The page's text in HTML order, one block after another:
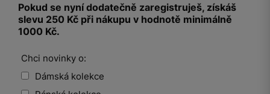
Pokud se nyní dodatečně zaregistruješ, získáš
slevu 250 Kč při nákupu v hodnotě minimálně
1000 Kč.
Chci novinky o:
Dámská kolekce